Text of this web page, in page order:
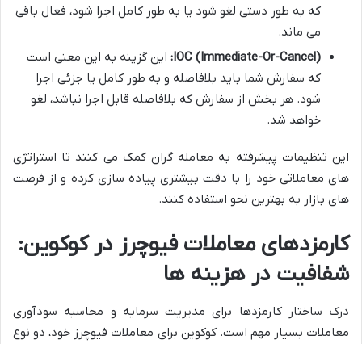
که به طور دستی لغو شود یا به طور کامل اجرا شود، فعال باقی
می ماند.
IOC (Immediate-Or-Cancel): این گزینه به این معنی است
که سفارش شما باید بلافاصله و به طور کامل یا جزئی اجرا
شود. هر بخش از سفارش که بلافاصله قابل اجرا نباشد، لغو
خواهد شد.
این تنظیمات پیشرفته به معامله گران کمک می کنند تا استراتژی
های معاملاتی خود را با دقت بیشتری پیاده سازی کرده و از فرصت
های بازار به بهترین نحو استفاده کنند.
کارمزدهای معاملات فیوچرز در کوکوین:
شفافیت در هزینه ها
درک ساختار کارمزدها برای مدیریت سرمایه و محاسبه سودآوری
معاملات بسیار مهم است. کوکوین برای معاملات فیوچرز خود، دو نوع